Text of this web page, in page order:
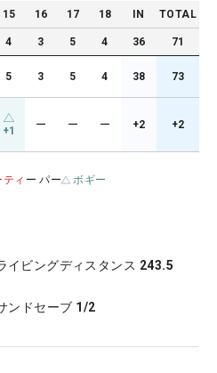
15 16 17 18 IN TOTAL
4 3 5 4 36 71
5 3 5 4 38 73
+1 ー ー ー +2 +2
ティ ー パー ボギー
イビングディスタンス 243.5
ンドセーブ 1/2